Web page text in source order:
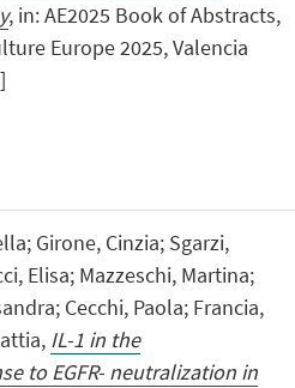
, in: AE2025 Book of Abstracts,
Europe 2025, Valencia
Girone, Cinzia; Sgarzi,
Elisa; Mazzeschi, Martina;
Cecchi, Paola; Francia,
IL-1 in the
to EGFR- neutralization in